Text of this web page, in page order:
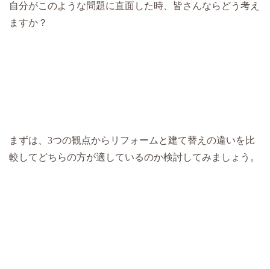
自分がこのような問題に直面した時、皆さんならどう考え
ますか？
まずは、3つの観点からリフォームと建て替えの違いを比
較してどちらの方が適しているのか検討してみましょう。